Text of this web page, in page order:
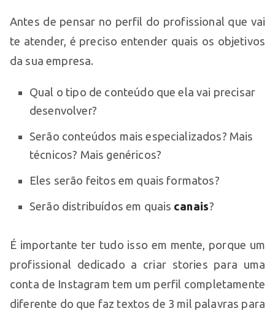
Antes de pensar no perfil do profissional que vai
te atender, é preciso entender quais os objetivos
da sua empresa.
Qual o tipo de conteúdo que ela vai precisar
desenvolver?
Serão conteúdos mais especializados? Mais
técnicos? Mais genéricos?
Eles serão feitos em quais formatos?
Serão distribuídos em quais canais?
É importante ter tudo isso em mente, porque um
profissional dedicado a criar stories para uma
conta de Instagram tem um perfil completamente
diferente do que faz textos de 3 mil palavras para